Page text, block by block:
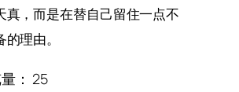
真，而是在替自己留住一点不
理由。
： 25